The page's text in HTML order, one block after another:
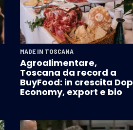
MADE IN TOSCANA
Agroalimentare,
Toscana da record a
BuyFood: in crescita Dop
Economy, export e bio